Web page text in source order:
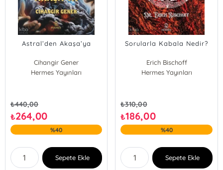
Astral’den Akaşa’ya
Cihangir Gener
Hermes Yayınları
₺440,00
₺264,00
%40
Sepete Ekle
Sorularla Kabala Nedir?
Erich Bischoff
Hermes Yayınları
₺310,00
₺186,00
%40
Sepete Ekle